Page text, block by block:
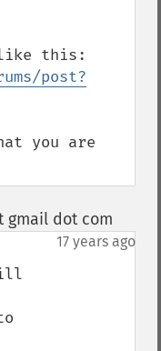
post?
you are
gmail dot com
17 years ago